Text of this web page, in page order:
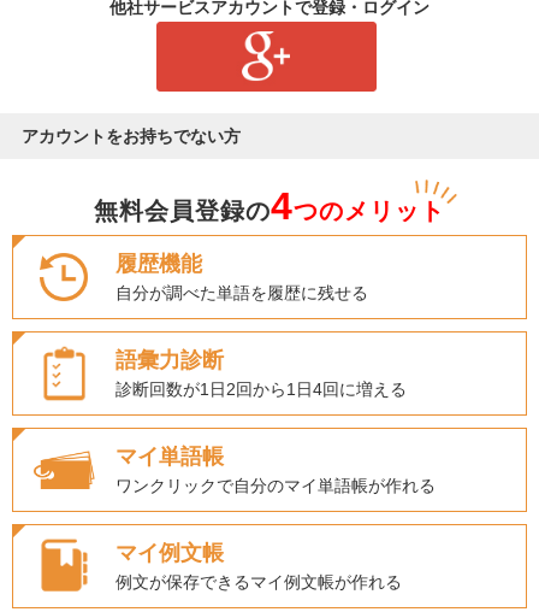
他社サービスアカウントで登録・ログイン
アカウントをお持ちでない方
無料会員登録の4つのメリット
履歴機能
自分が調べた単語を履歴に残せる
語彙力診断
診断回数が1日2回から1日4回に増える
マイ単語帳
ワンクリックで自分のマイ単語帳が作れる
マイ例文帳
例文が保存できるマイ例文帳が作れる